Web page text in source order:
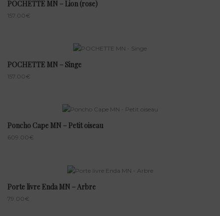
POCHETTE MN – Lion (rose)
157.00€
POCHETTE MN – Singe
157.00€
Poncho Cape MN – Petit oiseau
609.00€
Porte livre Enda MN – Arbre
79.00€